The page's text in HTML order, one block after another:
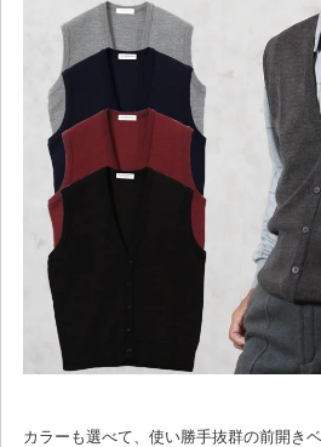
カラーも選べて、使い勝手抜群の前開きベ